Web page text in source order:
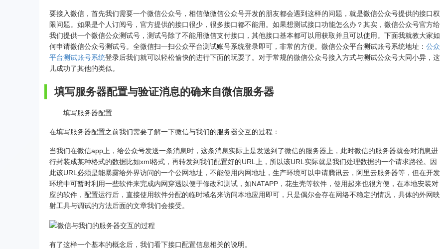
要接入微信，首先我们需要一个微信公众号，相信做微信公众号开发的朋友都会遇到这样的问题，就是微信公众号提供的接口权
限问题。如果是个人订阅号，官方提供的接口很少，很多接口都不能用。如果想测试接口功能怎么办？其实，微信公众号官方给
我们提供一个微信公众测试号，测试号除了不能用微信支付接口，其他接口基本都可以用获取并且可以使用。下面我就教大家如
何申请微信公众号测试号。全微信扫一扫公众平台测试账号系统登录即可，非常的方便。微信公众平台测试账号系统地址： 公众
平台测试账号系统登录后我们就可以轻松愉快的进行下面的玩耍了。对于常规的微信公众号接入方式与测试公众号大同小异，这
儿成功了其他的类似。
填写服务器配置与验证消息的确来自微信服务器
填写服务器配置
在填写服务器配置之前我们需要了解一下微信与我们的服务器交互的过程：
当我们在微信app上，给公众号发送一条消息时，这条消息实际上是发送到了微信的服务器上，此时微信的服务器就会对消息进
行封装成某种格式的数据比如xml格式，再转发到我们配置好的URL上，所以该URL实际就是我们处理数据的一个请求路径。因
此该URL必须是能暴露给外界访问的一个公网地址，不能使用内网地址，生产环境可以申请腾讯云，阿里云服务器等，但在开发
环境中可暂时利用一些软件来完成内网穿透以便于修改和测试，如NATAPP，花生壳等软件，使用起来也很方便，在本地安装对
应的软件，配置运行后，直接使用软件分配的临时域名来访问本地应用即可，只是偶尔会存在网络不稳定的情况，具体的外网映
射工具与调试的方法后面的文章我们会接受。
有了这样一个基本的概念后，我们看下接口配置信息相关的说明。